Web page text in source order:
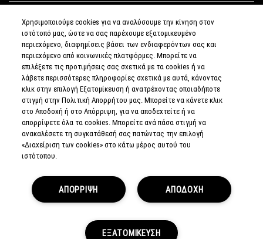
ΣΥΝΔΕΘΕΙΤΕ
ΠΟΛΙΤΙΚΗ
ΑΠΟΡΡΗΤΟΥ
ΟΡΟΙ &
ΠΡΟΥΠΟΘΕΣΕΙΣ
ΟΡΟΙ
ΠΩΛΗΣΗΣ
ΠΟΛΙΤΙΚΗ
ΕΝΗΜΕΡΩΘΕΙΤΕ
ΓΙΑ ΤΑ ΠΛΑΣΤΑ
ΠΡΟΪΟΝΤΑ
ΔΙΑΧΕΙΡΙΣΤΕΙΤΕ
ΤΟΥ ΙΣΤΟΤΟΠΟΥ
© MAKE-UP ART COSMETICS.
ALL WORLDWIDE RIGHTS RESERVED.
Χρησιμοποιούμε cookies για να αναλύσουμε την κίνηση στον
ιστότοπό μας, ώστε να σας παρέχουμε εξατομικευμένο
περιεχόμενο, διαφημίσεις βάσει των ενδιαφερόντων σας και
περιεχόμενο από κοινωνικές πλατφόρμες. Μπορείτε να
επιλέξετε τις προτιμήσεις σας σχετικά με τα cookies ή να
λάβετε περισσότερες πληροφορίες σχετικά με αυτά, κάνοντας
κλικ στην επιλογή Εξατομίκευση ή ανατρέχοντας οποιαδήποτε
στιγμή στην Πολιτική Απορρήτου μας. Μπορείτε να κάνετε κλικ
στο Αποδοχή ή στο Απόρριψη, για να αποδεχτείτε ή να
απορρίψετε όλα τα cookies. Μπορείτε ανά πάσα στιγμή να
ανακαλέσετε τη συγκατάθεσή σας πατώντας την επιλογή
«Διαχείριση των cookies» στο κάτω μέρος αυτού του
ιστότοπου.
ΑΠΟΔΟΧΗ
ΑΠΟΡΡΙΨΗ
ΕΞΑΤΟΜΙΚΕΥΣΗ